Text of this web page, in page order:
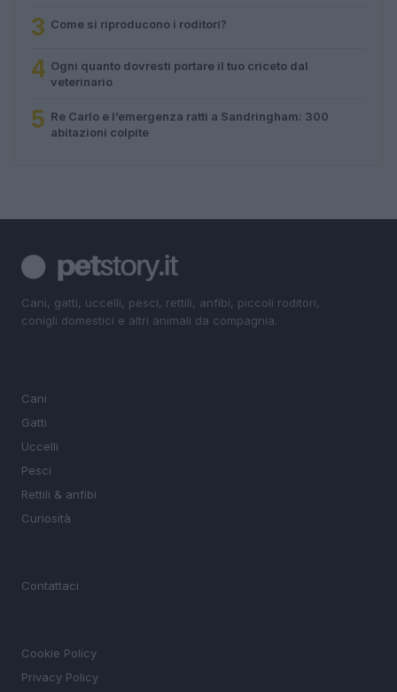
3 Come si riproducono i roditori?
4 Ogni quanto dovresti portare il tuo criceto dal
veterinario
5 Re Carlo e l’emergenza ratti a Sandringham: 300
abitazioni colpite
Cani, gatti, uccelli, pesci, rettili, anfibi, piccoli roditori,
conigli domestici e altri animali da compagnia.
Cani
Gatti
Uccelli
Pesci
Rettili & anfibi
Curiosità
Contattaci
Cookie Policy
Privacy Policy